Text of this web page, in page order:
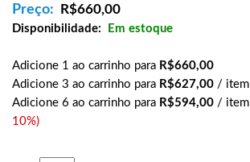
Preço: R$660,00
Disponibilidade: Em estoque
Adicione 1 ao carrinho para R$660,00
Adicione 3 ao carrinho para R$627,00 / item
Adicione 6 ao carrinho para R$594,00 / item
10%)